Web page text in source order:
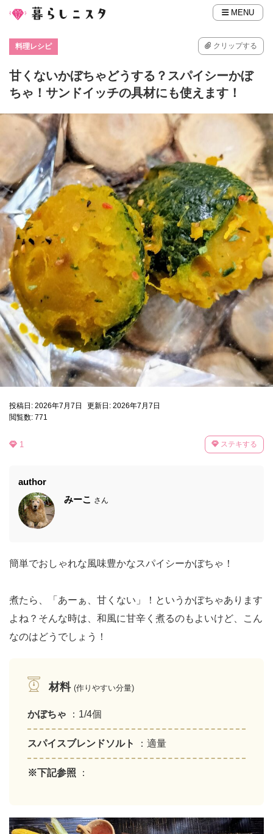
MENU
料理レシピ クリップする
甘くないかぼちゃどうする？スパイシーかぼ
ちゃ！サンドイッチの具材にも使えます！
投稿日: 2026年7月7日
更新日: 2026年7月7日
閲覧数: 771
1 ステキする
author
みーこ さん
簡単でおしゃれな風味豊かなスパイシーかぼちゃ！
煮たら、「あーぁ、甘くない」！というかぼちゃあります
よね？そんな時は、和風に甘辛く煮るのもよいけど、こん
なのはどうでしょう！
材料 (作りやすい分量)
かぼちゃ ：1/4個
スパイスブレンドソルト ：適量
※下記参照 ：